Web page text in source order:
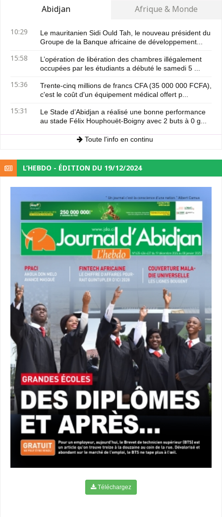
Abidjan Afrique & Monde
10:29
Le mauritanien Sidi Ould Tah, le nouveau président du
Groupe de la Banque africaine de développement...
15:58
L’opération de libération des chambres illégalement
occupées par les étudiants a débuté le samedi 5 ...
15:36
Trente-cinq millions de francs CFA (35 000 000 FCFA),
c'est le coût d'un équipement médical offert p...
15:31
Le Stade d’Abidjan a réalisé une bonne performance
au stade Félix Houphouët-Boigny avec 2 buts à 0 g...
Toute l'info en continu
L’HEBDO - ÉDITION DU 19/12/2024
Téléchargez